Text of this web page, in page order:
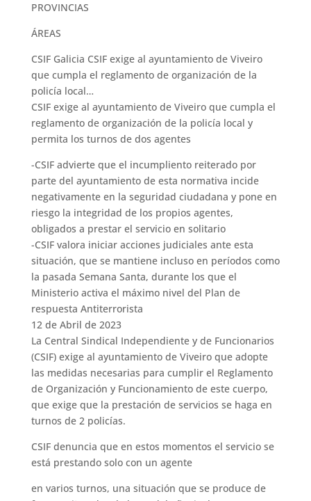
PROVINCIAS
ÁREAS
CSIF Galicia CSIF exige al ayuntamiento de Viveiro
que cumpla el reglamento de organización de la
policía local…
CSIF exige al ayuntamiento de Viveiro que cumpla el
reglamento de organización de la policía local y
permita los turnos de dos agentes
-CSIF advierte que el incumpliento reiterado por
parte del ayuntamiento de esta normativa incide
negativamente en la seguridad ciudadana y pone en
riesgo la integridad de los propios agentes,
obligados a prestar el servicio en solitario
-CSIF valora iniciar acciones judiciales ante esta
situación, que se mantiene incluso en períodos como
la pasada Semana Santa, durante los que el
Ministerio activa el máximo nivel del Plan de
respuesta Antiterrorista
12 de Abril de 2023
La Central Sindical Independiente y de Funcionarios
(CSIF) exige al ayuntamiento de Viveiro que adopte
las medidas necesarias para cumplir el Reglamento
de Organización y Funcionamiento de este cuerpo,
que exige que la prestación de servicios se haga en
turnos de 2 policías.
CSIF denuncia que en estos momentos el servicio se
está prestando solo con un agente
en varios turnos, una situación que se produce de